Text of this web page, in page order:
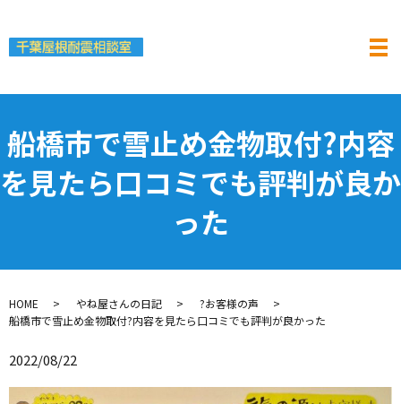
船橋市で雪止め金物取付?内容
を見たら口コミでも評判が良か
った
HOME やね屋さんの日記
?お客様の声
船橋市で雪止め金物取付?内容を見たら口コミでも評判が良かった
2022/08/22